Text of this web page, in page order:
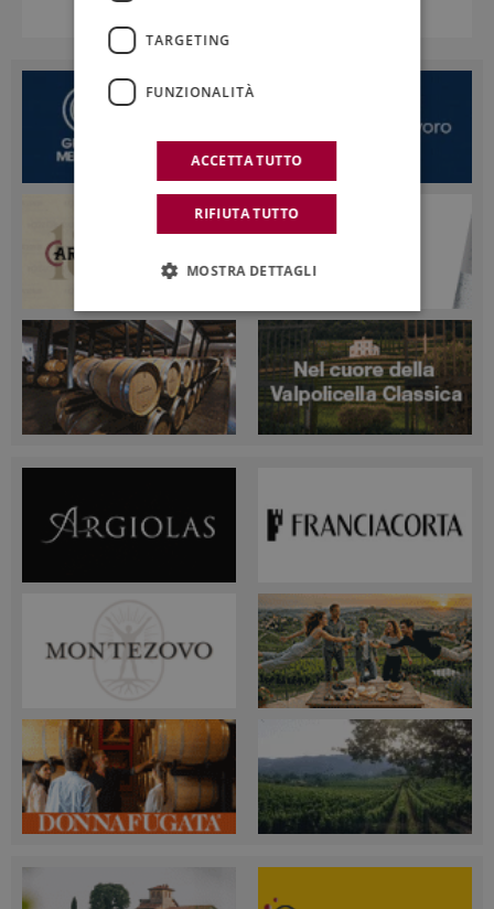
TARGETING
FUNZIONALITÀ
ACCETTA TUTTO
RIFIUTA TUTTO
MOSTRA DETTAGLI